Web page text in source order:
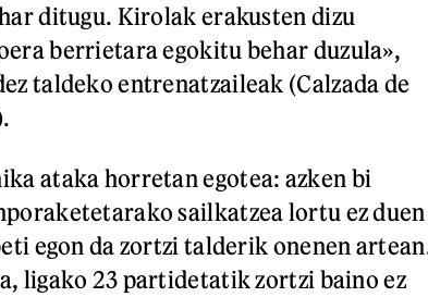
ditugu. Kirolak erakusten dizu
berrietara egokitu behar duzula»,
taldeko entrenatzaileak (Calzada de
ataka horretan egotea: azken bi
sailkatzea lortu ez duen
egon da zortzi talderik onenen
ligako 23 partidetatik zortzi baino ez